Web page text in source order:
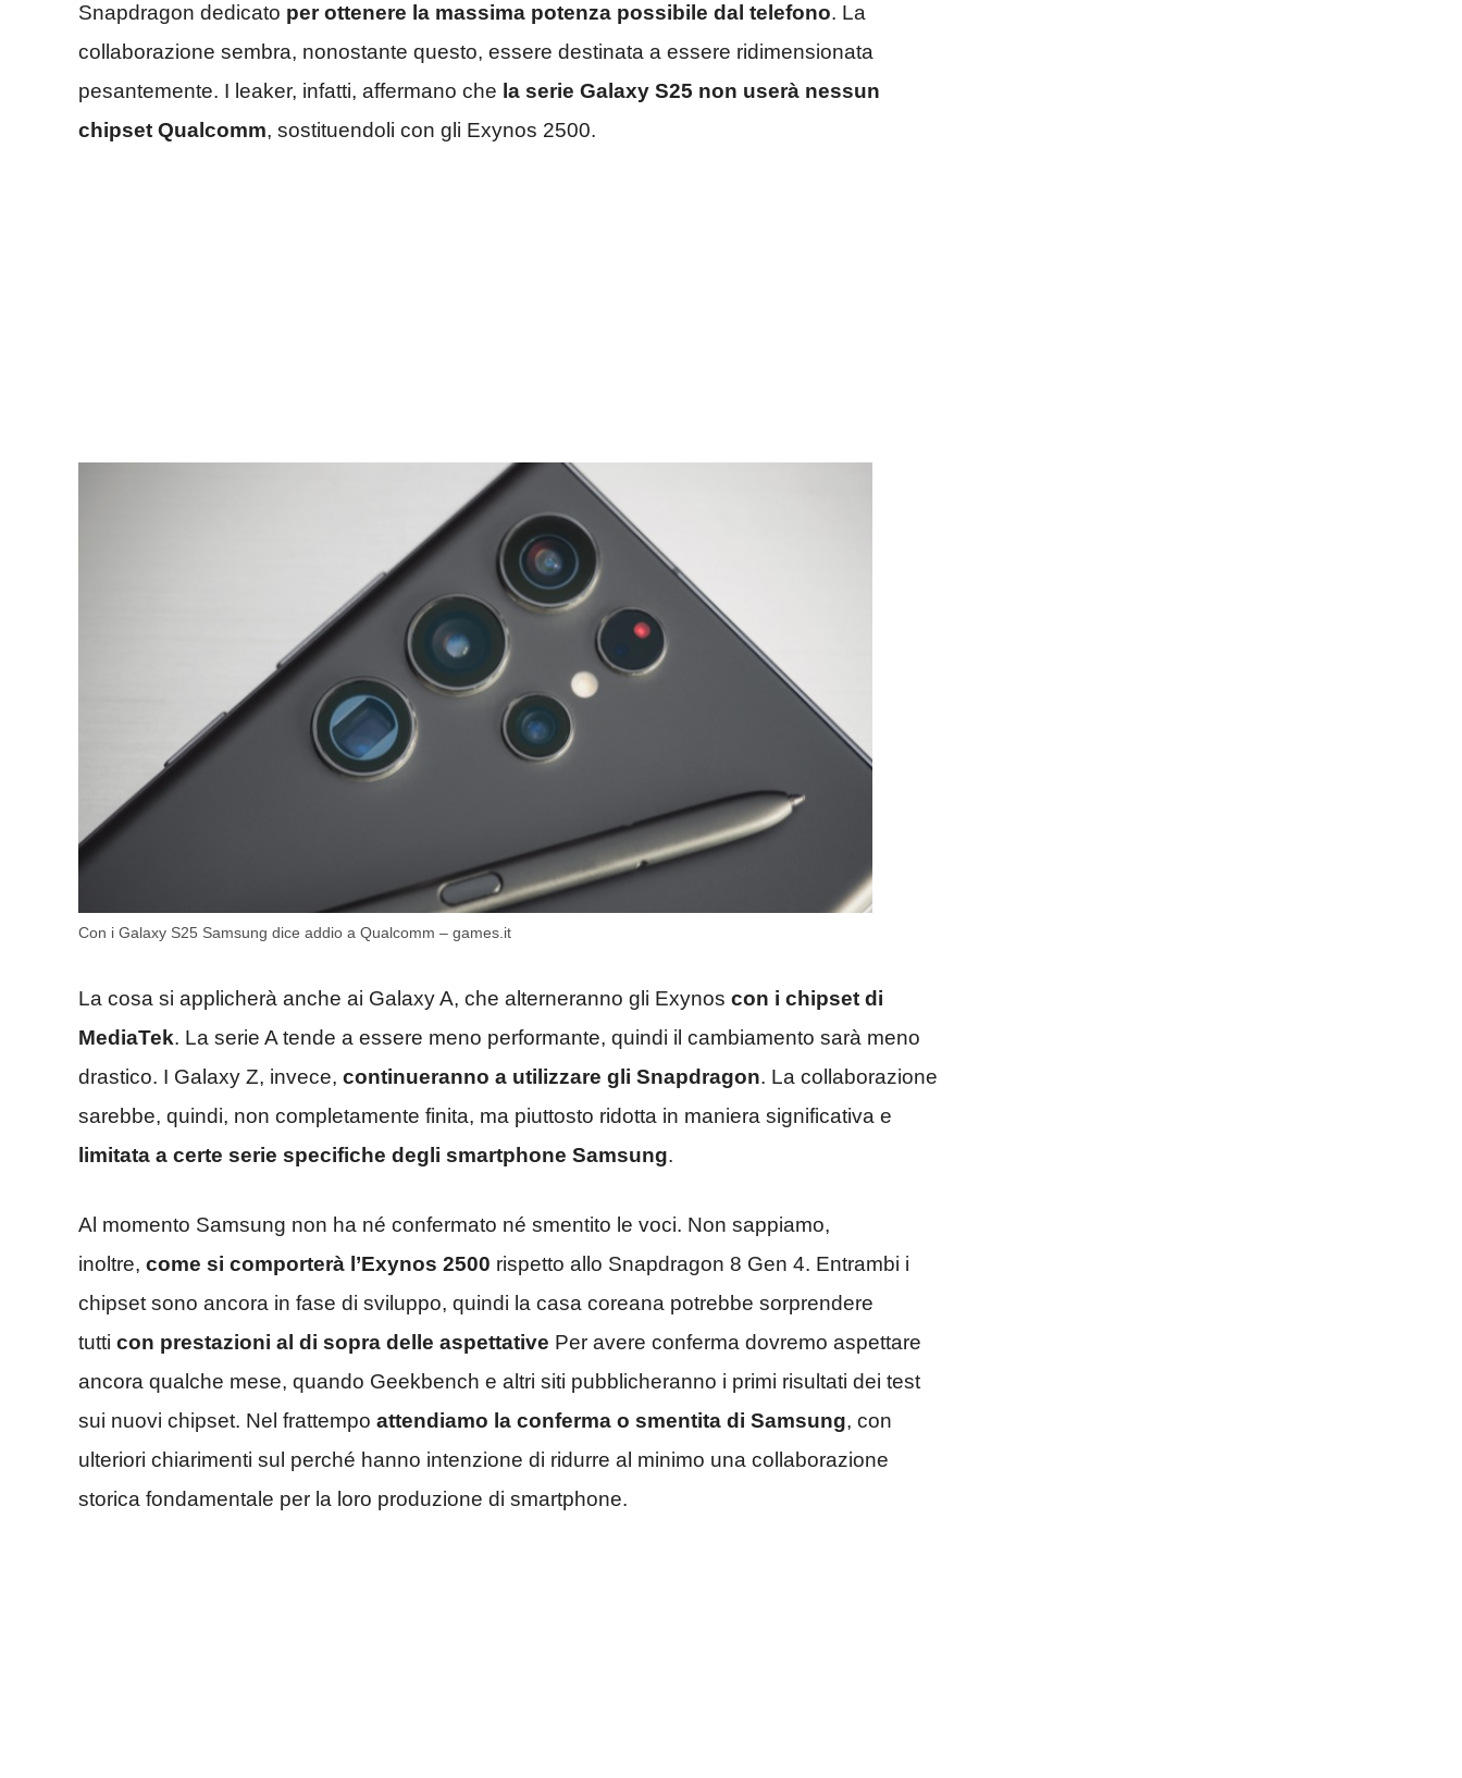
Snapdragon dedicato per ottenere la massima potenza possibile dal telefono. La
collaborazione sembra, nonostante questo, essere destinata a essere ridimensionata
pesantemente. I leaker, infatti, affermano che la serie Galaxy S25 non userà nessun
chipset Qualcomm, sostituendoli con gli Exynos 2500.
Con i Galaxy S25 Samsung dice addio a Qualcomm – games.it
La cosa si applicherà anche ai Galaxy A, che alterneranno gli Exynos con i chipset di
MediaTek. La serie A tende a essere meno performante, quindi il cambiamento sarà meno
drastico. I Galaxy Z, invece, continueranno a utilizzare gli Snapdragon. La collaborazione
sarebbe, quindi, non completamente finita, ma piuttosto ridotta in maniera significativa e
limitata a certe serie specifiche degli smartphone Samsung.
Al momento Samsung non ha né confermato né smentito le voci. Non sappiamo,
inoltre, come si comporterà l’Exynos 2500 rispetto allo Snapdragon 8 Gen 4. Entrambi i
chipset sono ancora in fase di sviluppo, quindi la casa coreana potrebbe sorprendere
tutti con prestazioni al di sopra delle aspettative Per avere conferma dovremo aspettare
ancora qualche mese, quando Geekbench e altri siti pubblicheranno i primi risultati dei test
sui nuovi chipset. Nel frattempo attendiamo la conferma o smentita di Samsung, con
ulteriori chiarimenti sul perché hanno intenzione di ridurre al minimo una collaborazione
storica fondamentale per la loro produzione di smartphone.